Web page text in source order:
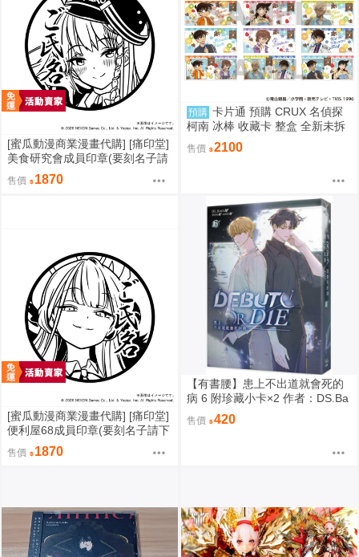
[蜜瓜動漫商業漫畫代購] [痛印堂]
美食研究會成員印章(要刻名子請
下單備註)(預約至8/28)(12月預
約)(蔚藍檔案)
售價 1870
預購 卡片通 預購 CRUX 名偵探
柯南 冰棒 收藏卡 整盒 全新未拆
售價 2100
[蜜瓜動漫商業漫畫代購] [痛印堂]
便利屋68成員印章(要刻名子請下
單備註)(預約至8/28)(12月預約)
(蔚藍檔案)
售價 1870
【有書腰】患上不出道就會死的
病 6 附珍藏小卡×2 作者：DS.Ba
ck/知翎文化輕小說/Avi書店
售價 420